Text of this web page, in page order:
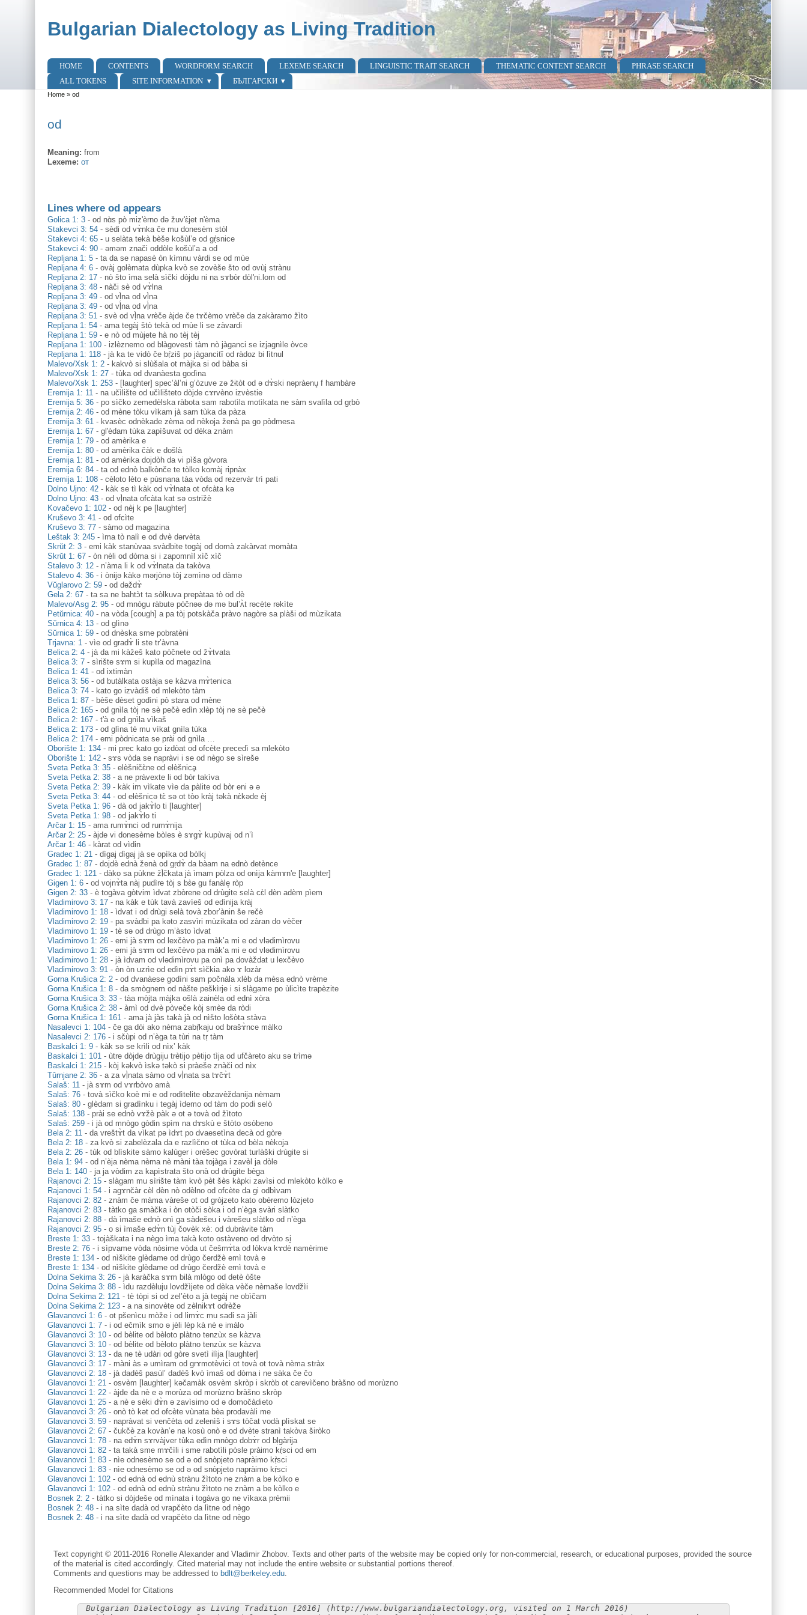
Bulgarian Dialectology as Living Tradition
Main menu
HOME CONTENTS WORDFORM SEARCH LEXEME SEARCH LINGUISTIC TRAIT SEARCH THEMATIC CONTENT SEARCH
PHRASE SEARCH
ALL TOKENS
SITE INFORMATION БЪЛГАРСКИ
You are here
Home» od
od
Meaning: from
Lexeme: от
Lines where od appears
Golica 1: 3 - od nɑ̀s pò miz'èrno də žuv'ɛ̀jet n'èma
Stakevci 3: 54 - sèdi od vɤ̀nka če mu donesèm stòl
Stakevci 4: 65 - u selàta tekà bèše košùl’e od gṛ̀snice
Stakevci 4: 90 - əməm znači oddòle košùl’a a od
Repljana 1: 5 - ta da se napasè òn kìmnu vàrdi se od mùe
Repljana 4: 6 - ovàj golèmata dùpka kvò se zovèše što od ovùj strànu
Repljana 2: 17 - nò što ìma selà sìčki dòjdu ni na sɤbòr dòl'ni.lom od
Repljana 3: 48 - nàči sè od vɤ̀lna
Repljana 3: 49 - od vḷ̀na od vḷ̀na
Repljana 3: 49 - od vḷ̀na od vḷ̀na
Repljana 3: 51 - svè od vḷ̀na vrèče àjde če tɤčèmo vrèče da zakàramo žìto
Repljana 1: 54 - ama tegàj štò tekà od mùe li se zàvardi
Repljana 1: 59 - e nò od mùjete hà no tèj tèj
Repljana 1: 100 - izlèznemo od blàgovesti tàm nò jàganci se izjagnìle òvce
Repljana 1: 118 - jà ka te vidò če bṛ̀ziš po jàgancitȉ od ràdoz bi lìtnul
Malevo/Xsk 1: 2 - kakvò si slùšala ot màjka si od bàba si
Malevo/Xsk 1: 27 - tùka od dvanàesta godìna
Malevo/Xsk 1: 253 - [laughter] spec’àl’ni g’òzuve zə žɨtòt od ə dɤ̀ski nəpràenu̥ f hambàre
Eremija 1: 11 - na učìlište od učìlišteto dòjde cɤrvèno izvèstie
Eremija 5: 36 - po sìčko zemedèlska ràbota sam rabotìla motìkata ne sàm svalìla od gṛbò
Eremija 2: 46 - od mène tòku vìkam jà sam tùka da pàza
Eremija 3: 61 - kvasèc odnèkade zèma od nèkoja ženà pa go pòdmesa
Eremija 1: 67 - gl'èdam tùka zapìšuvat od dèka znàm
Eremija 1: 79 - od amèrika e
Eremija 1: 80 - od amèrika čàk e došlà
Eremija 1: 81 - od amèrika dojdòh da vi pìša gòvora
Eremija 6: 84 - ta od ednò balkònče te tòlko komàj ripnàx
Eremija 1: 108 - cèloto lèto e pùsnana tàa vòda od rezervàr trì pati
Dolno Ujno: 42 - kàk se tì kàk od vɤ̀lnata ot ofcàta kə
Dolno Ujno: 43 - od vḷ̀nata ofcàta kat sə ostrižè
Kovačevo 1: 102 - od nèj k pə [laughter]
Kruševo 3: 41 - od ofcìte
Kruševo 3: 77 - sàmo od magazina
Leštak 3: 245 - ìma tò nalì e od dvè dərvèta
Skrŭt 2: 3 - emi kàk stanùvaa svàdbite togàj od domà zakàrvat momàta
Skrŭt 1: 67 - òn nèli od dòma si i zapomnìl xìč xìč
Stalevo 3: 12 - n’àma li k od vɤ̀lnata da takòva
Stalevo 4: 36 - i ònijə kàkə mərjònə tòj zəmìnə od dàmə
Vŭglarovo 2: 59 - od dəždɤ̀
Gela 2: 67 - ta sa ne bahtɔ̀t ta sòlkuva prepàtaa tò od dè
Malevo/Asg 2: 95 - od mnògu ràbutə pòčnəə də mə bul’ʌ̀t rəcète rəkìte
Petŭrnica: 40 - na vòda [cough] a pa tòj potskàča pràvo nagòre sa plàši od mùzikata
Sŭrnica 4: 13 - od glìnə
Sŭrnica 1: 59 - od dnèska sme pobratèni
Trjavna: 1 - vìe od gradɤ̀ li ste tr’àvna
Belica 2: 4 - jà da mi kàžeš kato pòčnete od žɤ̀tvata
Belica 3: 7 - sìrište sɤm si kupìla od magazìna
Belica 1: 41 - od ixtimàn
Belica 3: 56 - od butàlkata ostàja se kàzva mɤ̀tenica
Belica 3: 74 - kato go izvàdiš od mlekòto tàm
Belica 1: 87 - bèše dèset godìni pò stara od mène
Belica 2: 165 - od gnìla tòj ne sè pečè edìn xlèp tòj ne sè pečè
Belica 2: 167 - t'à e od gnìla vìkaš
Belica 2: 173 - od glìna tè mu vìkat gnìla tùka
Belica 2: 174 - emi pòdnicata se prài od gnìla …
Oborište 1: 134 - mi prec kato go izdòat od ofcète precedì sa mlekòto
Oborište 1: 142 - sɤs vòda se napràvi i se od nègo se sìreše
Sveta Petka 3: 35 - elèšničɛ̀ne od elèšnicḁ
Sveta Petka 2: 38 - a ne pràvexte li od bòr takìva
Sveta Petka 2: 39 - kàk im vìkate vìe da pàlite od bòr eni ə ə
Sveta Petka 3: 44 - od elèšnicə tɛ̀ sə ot tòo kràj təkà nɛ̀kəde èj
Sveta Petka 1: 96 - dà od jakɤ̀lo ti [laughter]
Sveta Petka 1: 98 - od jakɤ̀lo ti
Arčar 1: 15 - ama rumɤ̀nci od rumɤ̀nija
Arčar 2: 25 - àjde vi donesème bòles è sɤgɤ̀ kupùvaj od n’ì
Arčar 1: 46 - kàrat od vìdin
Gradec 1: 21 - dìgaj dìgaj jà se opìka od bòlki̥
Gradec 1: 87 - dojdè ednà ženà od gṛdɤ̀ da bàam na ednò detènce
Gradec 1: 121 - dàko sa pùkne žḷ̀čkata jà ìmam pòlza od onìja kàmɤn'e [laughter]
Gigen 1: 6 - od vojnɤ̀ta nàj pudìre tòj s bɛ̀ə gu fanàle̝ ròp
Gigen 2: 33 - è togàva gòtvim ìdvat zbòrene od drùgite selà cɛ̀l dèn adèm pìem
Vladimirovo 3: 17 - na kàk e tùk tavà zavìeš od edìnija kràj
Vladimirovo 1: 18 - ìdvat i od drùgi selà tovà zbor’ànin še rečè
Vladimirovo 2: 19 - pa svàdbi pa kəto zasvìri mùzikata od zàran do vèčer
Vladimirovo 1: 19 - tè sə od drùgo m’àsto ìdvat
Vladimirovo 1: 26 - emi jà sɤm od lexčèvo pa màk’a mi e od vlədimìrovu
Vladimirovo 1: 26 - emi jà sɤm od lexčèvo pa màk’a mi e od vlədimìrovu
Vladimirovo 1: 28 - jà ìdvam od vlədimìrovu pa onì pa dovàždat u lexčèvo
Vladimirovo 3: 91 - òn òn uzrìe od edìn pɤ̀t sìčkia ako ɤ lozàr
Gorna Krušica 2: 2 - od dvanàese godìni sam počnàla xlèb da mèsa ednò vrème
Gorna Krušica 1: 8 - da smògnem od nàšte peškìrje i si slàgame po ùlicìte trapèzite
Gorna Krušica 3: 33 - tàa mòjta màjka ošlà zainèla od ednì xòra
Gorna Krušica 2: 38 - àmì od dvè pòveče kòj smèe da ròdi
Gorna Krušica 1: 161 - ama jà jàs takà jà od nìšto lošòta stàva
Nasalevci 1: 104 - če ga dòi ako nèma zabṛ̀kaju od brašɤ̀nce màlko
Nasalevci 2: 176 - i sčùpi od n’èga ta tùri na tṛ tàm
Baskalci 1: 9 - kàk sә se krìli od nìx’ kàk
Baskalci 1: 101 - ùtre dòjde drùgiju trètijo pètijo tìja od ufčàreto aku sə trìmə
Baskalci 1: 215 - kòj kәkvò ìskә tәkò si pràeše znàči od nìx
Tǔrnjane 2: 36 - a za vḷ̀nata sàmo od vḷ̀nata sa tɤčɤ̀t
Salaš: 11 - jà sɤm od vɤrbòvo amà
Salaš: 76 - tovà sìčko koè mi e od rodìtelite obzavèždanija nèmam
Salaš: 80 - glèdam si gradìnku i tegàj ìdemo od tàm do podi selò
Salaš: 138 - prài se ednò vɤžè pàk ə ot ə tovà od žìtoto
Salaš: 259 - i jà od mnògo gòdin spìm na dɤskù e štòto osòbeno
Bela 2: 11 - da vreštɤ̀t da vìkat pə ìdɤt po dvaesetìna decà od gòre
Bela 2: 18 - za kvò si zabelèzala da e razlìčno ot tùka od bèla nèkoja
Bela 2: 26 - tùk od blìskite sàmo kalùger i orèšec govòrat turlàški drùgite si
Bela 1: 94 - od n’èja nèma nèma nè màni tàa tojàga i zavèl ja dòle
Bela 1: 140 - ja ja vòdim za kapìstrata što onà od drùgite bèga
Rajanovci 2: 15 - slàgam mu sìrište tàm kvò pèt šès kàpki zavìsi od mlekòto kòlko e
Rajanovci 1: 54 - i agɤnčàr cèl dèn nò odèlno od ofcète da gi odbìvam
Rajanovci 2: 82 - znàm če màma vàreše ot od gròjzeto kato obèremo lòzjeto
Rajanovci 2: 83 - tàtko ga smàčka i òn otòči sòka i od n’èga svàri slàtko
Rajanovci 2: 88 - dà ìmaše ednò onì ga sàdešeu i vàrešeu slàtko od n’èga
Rajanovci 2: 95 - o si ìmaše edɤ̀n tùj čovèk xè: od dubràvite tàm
Breste 1: 33 - tojàškata i na nègo ìma takà koto ostàveno od dṛvòto si̥
Breste 2: 76 - i sìpvame vòda nòsime vòda ut češmɤ̀ta od lòkva kɤdè namèrime
Breste 1: 134 - od nìškite glèdame od drùgo čerdžè emì tovà e
Breste 1: 134 - od nìškite glèdame od drùgo čerdžè emì tovà e
Dolna Sekirna 3: 26 - jà karàčka sɤm bilà mlògo od detè òšte
Dolna Sekirna 3: 88 - ìdu razdèluju lovdžìjete od dèka vèče nèmaše lovdžìi
Dolna Sekirna 2: 121 - tè tòpi si od zel’èto a jà tegàj ne obìčam
Dolna Sekirna 2: 123 - a na sinovète od zèlnikɤt odrèže
Glavanovci 1: 6 - ot pšenìcu mòže i od limɤ̀c mu sadi sa jàli
Glavanovci 1: 7 - i od ečmìk smo ə jèli lèp kà nè e imàlo
Glavanovci 3: 10 - od bèlite od bèloto plàtno tenzùx se kàzva
Glavanovci 3: 10 - od bèlite od bèloto plàtno tenzùx se kàzva
Glavanovci 3: 13 - da ne tè udàri od gòre svetì ilìja [laughter]
Glavanovci 3: 17 - màni às ə umìram od grɤmotèvici ot tovà ot tovà nèma stràx
Glavanovci 2: 18 - jà dadèš pasùl’ dadèš kvò ìmaš od dòma i ne sàka če čo
Glavanovci 1: 21 - osvèm [laughter] kəčamàk osvèm skròp i skròb ot carevìčeno bràšno od morùzno
Glavanovci 1: 22 - àjde da nè e ə morùza od morùzno bràšno skròp
Glavanovci 1: 25 - a nè e sèki dɤ̀n ə zavìsimo od ə domočàdieto
Glavanovci 3: 26 - onò tò kət od ofcète vùnata bèa prodavàli me
Glavanovci 3: 59 - napràvat si venčèta od zelenìš i sɤs tòčat vodà plìskat se
Glavanovci 2: 67 - čukčè za kovàn’e na kosù onò e od dvète stranì takòva širòko
Glavanovci 1: 78 - na edɤ̀n sɤrvàjver tùka edìn mnògo dobɤ̀r od bḷgàrija
Glavanovci 1: 82 - ta takà sme mɤčìli i sme rabotìli pòsle pràimo kṛ̀sci od əm
Glavanovci 1: 83 - nìe odnesèmo se od ə od snòpjeto napràimo kṛ̀sci
Glavanovci 1: 83 - nìe odnesèmo se od ə od snòpjeto napràimo kṛ̀sci
Glavanovci 1: 102 - od ednà od ednù strànu žìtoto ne znàm a be kòlko e
Glavanovci 1: 102 - od ednà od ednù strànu žìtoto ne znàm a be kòlko e
Bosnek 2: 2 - tàtko si dòjdeše od mìnata i togàva go ne vìkaxa prèmii
Bosnek 2: 48 - i na sìte dadà od vrapčèto da lìtne od nègo
Bosnek 2: 48 - i na sìte dadà od vrapčèto da lìtne od nègo
Text copyright © 2011-2016 Ronelle Alexander and Vladimir Zhobov. Texts and other parts of the website may be copied only for non-commercial, research, or educational purposes, provided the source
of the material is cited accordingly. Cited material may not include the entire website or substantial portions thereof.
Comments and questions may be addressed to bdlt@berkeley.edu.
Recommended Model for Citations
Bulgarian Dialectology as Living Tradition [2016] (http://www.bulgariandialectology.org, visited on 1 March 2016)